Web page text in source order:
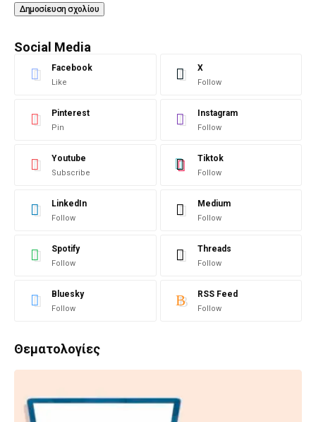
Social Media
Facebook
Like
X
Follow
Pinterest
Pin
Instagram
Follow
Youtube
Subscribe
Tiktok
Follow
LinkedIn
Follow
Medium
Follow
Spotify
Follow
Threads
Follow
Bluesky
Follow
RSS Feed
Follow
Θεματολογίες